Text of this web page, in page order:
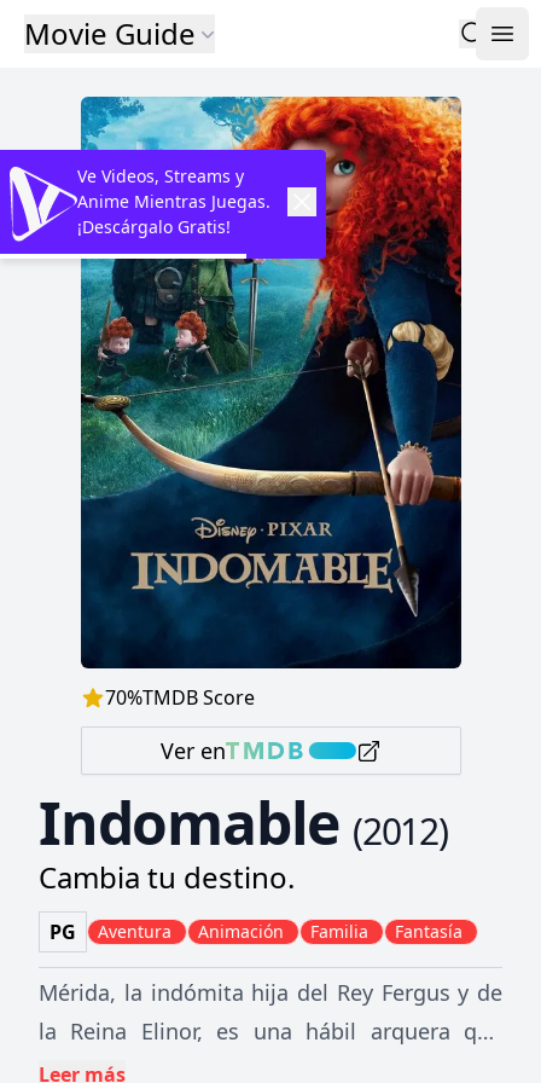
Movie Guide
70%TMDB Score
Ver en
Indomable (2012)
Cambia tu destino.
PG Aventura Animación Familia Fantasía
Mérida, la indómita hija del Rey Fergus y de
la Reina Elinor, es una hábil arquera que
decide romper con una antigua costumbre,
Leer más
Ve Videos, Streams y
Anime Mientras Juegas.
¡Descárgalo Gratis!